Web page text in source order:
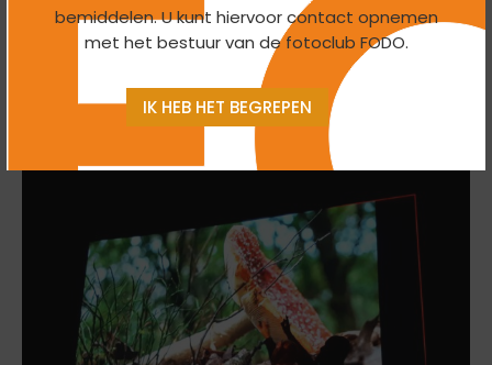
bemiddelen. U kunt hiervoor contact opnemen
met het bestuur van de fotoclub FODO.
IK HEB HET BEGREPEN